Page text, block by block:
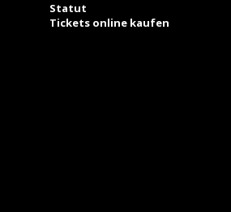
Statut
Tickets online kaufen